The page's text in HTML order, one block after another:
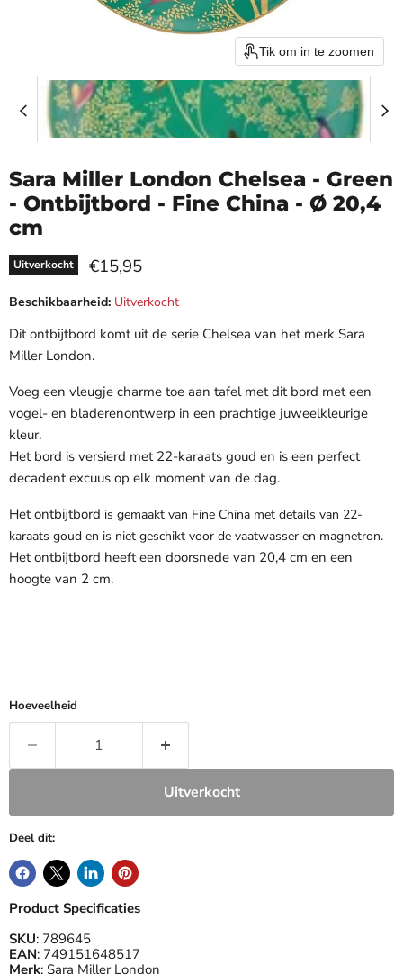
Tik om in te zoomen
Sara Miller London Chelsea - Green
- Ontbijtbord - Fine China - Ø 20,4
cm
Uitverkocht Huidige prijs
€15,95
Beschikbaarheid: Uitverkocht
Dit ontbijtbord komt uit de serie Chelsea van het merk Sara
Miller London.
Voeg een vleugje charme toe aan tafel met dit bord met een
vogel- en bladerenontwerp in een prachtige juweelkleurige
kleur.
Het bord is versierd met 22-karaats goud en is een perfect
decadent excuus op elk moment van de dag.
Het ontbijtbord is gemaakt van Fine China met details van 22-
karaats goud en is niet geschikt voor de vaatwasser en magnetron.
Het ontbijtbord heeft een doorsnede van 20,4 cm en een
hoogte van 2 cm.
Hoeveelheid
Uitverkocht
Deel dit:
Product Specificaties
SKU: 789645
EAN: 749151648517
Merk: Sara Miller London